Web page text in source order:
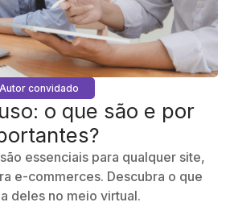
Autor convidado
o que são e por
essenciais para qualquer site,
e-commerces. Descubra o que
deles no meio virtual.